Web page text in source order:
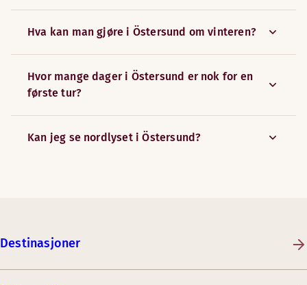
Hva kan man gjøre i Östersund om vinteren?
Hvor mange dager i Östersund er nok for en
første tur?
Kan jeg se nordlyset i Östersund?
Destinasjoner